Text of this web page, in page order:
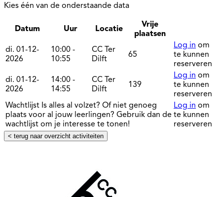
Kies één van de onderstaande data
Datum Uur Locatie
Vrije
plaatsen
di. 01-12-
2026
10:00 -
10:55
CC Ter
Dilft
65
Log in om
te kunnen
reserveren
di. 01-12-
2026
14:00 -
14:55
CC Ter
Dilft
139
Log in om
te kunnen
reserveren
Wachtlijst Is alles al volzet? Of niet genoeg
plaats voor al jouw leerlingen? Gebruik dan de
wachtlijst om je interesse te tonen!
Log in om
te kunnen
reserveren
< terug naar overzicht activiteiten